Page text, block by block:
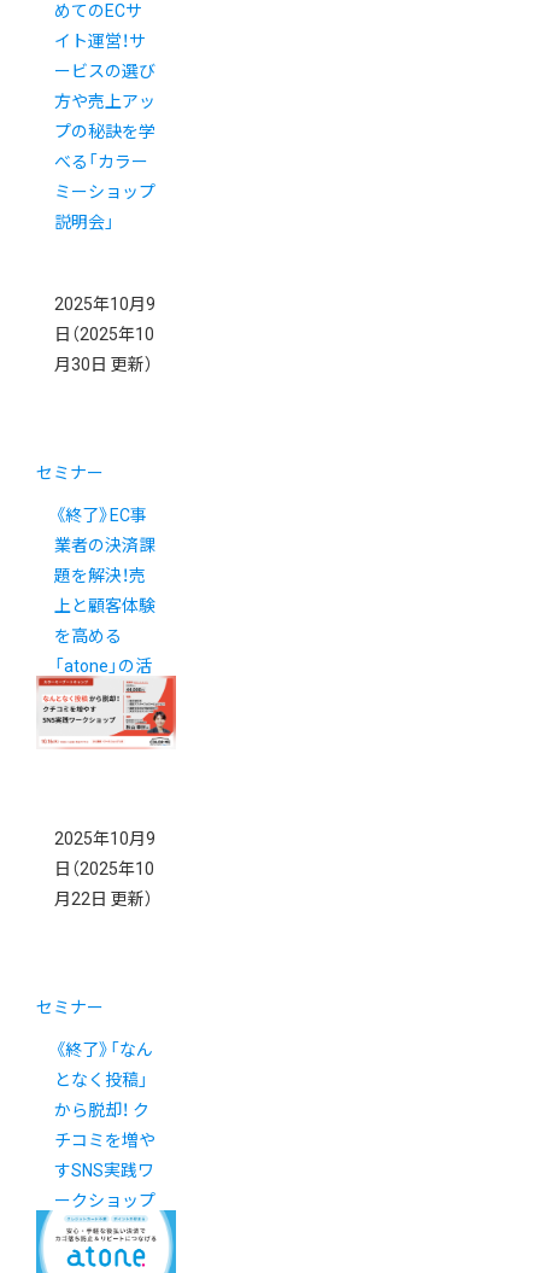
めてのECサ
イト運営！サ
ービスの選び
方や売上アッ
プの秘訣を学
べる「カラー
ミーショップ
説明会」
2025年10月9
日 （2025年10
月30日 更新）
セミナー
《終了》EC事
業者の決済課
題を解決！売
上と顧客体験
を高める
「atone」の活
用法
2025年10月9
日 （2025年10
月22日 更新）
セミナー
《終了》「なん
となく投稿」
から脱却！ ク
チコミを増や
すSNS実践ワ
ークショップ
「カラーミー
ブートキャン